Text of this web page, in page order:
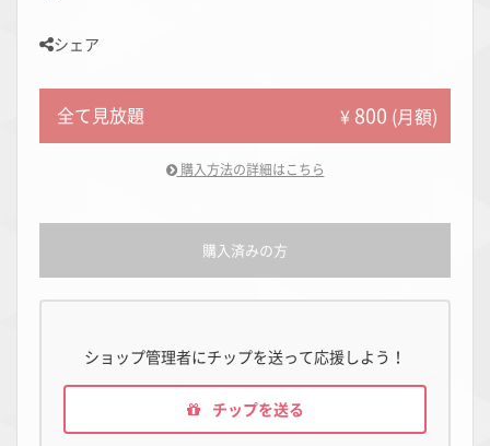
シェア
全て見放題 ¥ 800 (月額)
購入方法の詳細はこちら
購入済みの方
ショップ管理者にチップを送って応援しよう！
チップを送る